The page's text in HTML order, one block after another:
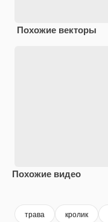
Похожие векторы
Похожие видео
трава кролик